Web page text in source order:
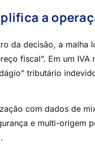
a
da decisão, a malha
fiscal”. Em um
tributário
com dados de
e multi-origem